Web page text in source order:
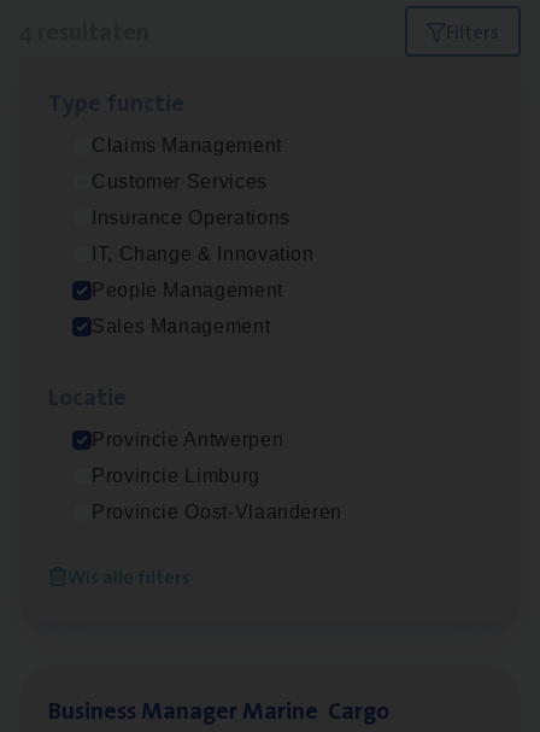
Filters
Claims Management
Customer Services
Insurance Operations
IT, Change & Innovation
People Management
Sales Management
Provincie Antwerpen
Provincie Limburg
Provincie Oost-Vlaanderen
Wis alle filters
Insu­ran­ce Bro­ker Trans­port
Antwerpen
Insu­ran­ce Bro­kerKMO
Cor­po­ra­te Insu­ran­ce Bro­ker Property
Antwerpen
Busi­ness Mana­ger Mari­ne Cargo